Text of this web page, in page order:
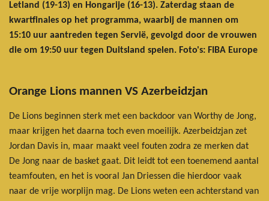
Letland (19-13) en Hongarije (16-13). Zaterdag staan de
kwartfinales op het programma, waarbij de mannen om
15:10 uur aantreden tegen Servië, gevolgd door de vrouwen
die om 19:50 uur tegen Duitsland spelen. Foto's: FIBA Europe
Orange Lions mannen VS Azerbeidzjan
De Lions beginnen sterk met een backdoor van Worthy de Jong,
maar krijgen het daarna toch even moeilijk. Azerbeidzjan zet
Jordan Davis in, maar maakt veel fouten zodra ze merken dat
De Jong naar de basket gaat. Dit leidt tot een toenemend aantal
teamfouten, en het is vooral Jan Driessen die hierdoor vaak
naar de vrije worplijn mag. De Lions weten een achterstand van